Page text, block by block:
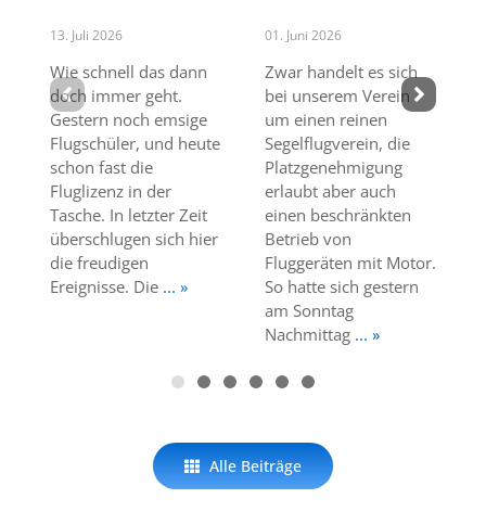
13. Juli 2026
Wie schnell das dann
doch immer geht.
Gestern noch emsige
Flugschüler, und heute
schon fast die
Fluglizenz in der
Tasche. In letzter Zeit
überschlugen sich hier
die freudigen
Ereignisse. Die... »
01. Juni 2026
Zwar handelt es sich
bei unserem Verein
um einen reinen
Segelflugverein, die
Platzgenehmigung
erlaubt aber auch
einen beschränkten
Betrieb von
Fluggeräten mit Motor.
So hatte sich gestern
am Sonntag
Nachmittag ... »
Alle Beiträge